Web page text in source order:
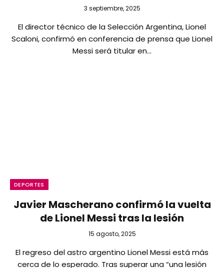
3 septiembre, 2025
El director técnico de la Selección Argentina, Lionel
Scaloni, confirmó en conferencia de prensa que Lionel
Messi será titular en…
DEPORTES
Javier Mascherano confirmó la vuelta
de Lionel Messi tras la lesión
15 agosto, 2025
El regreso del astro argentino Lionel Messi está más
cerca de lo esperado. Tras superar una “una lesión